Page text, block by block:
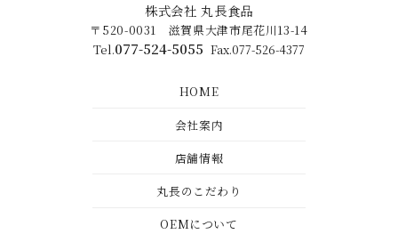
株式会社 丸長食品
〒520-0031 滋賀県大津市尾花川13-14
Tel.077-524-5055 Fax.077-526-4377
HOME
会社案内
店舗情報
丸長のこだわり
OEMについて